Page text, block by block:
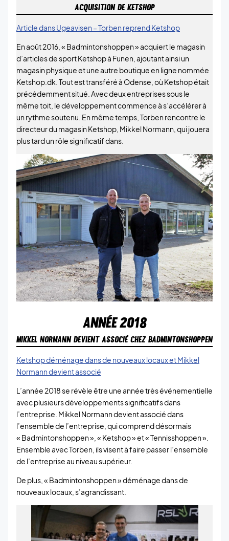
ACQUISITION DE KETSHOP
Article dans Ugeavisen – Torben reprend Ketshop
En août 2016, « Badmintonshoppen » acquiert le magasin
d’articles de sport Ketshop à Funen, ajoutant ainsi un
magasin physique et une autre boutique en ligne nommée
Ketshop.dk. Tout est transféré à Odense, où Ketshop était
précédemment situé. Avec deux entreprises sous le
même toit, le développement commence à s’accélérer à
un rythme soutenu. En même temps, Torben rencontre le
directeur du magasin Ketshop, Mikkel Normann, qui jouera
plus tard un rôle significatif dans.
ANNÉE2018
MIKKEL NORMANN DEVIENT ASSOCIÉ CHEZ BADMINTONSHOPPEN
Ketshop déménage dans de nouveaux locaux et Mikkel
Normann devient associé
L’année 2018 se révèle être une année très événementielle
avec plusieurs développements significatifs dans
l’entreprise. Mikkel Normann devient associé dans
l’ensemble de l’entreprise, qui comprend désormais
« Badmintonshoppen », « Ketshop » et « Tennisshoppen ».
Ensemble avec Torben, ils visent à faire passer l’ensemble
de l’entreprise au niveau supérieur.
De plus, « Badmintonshoppen » déménage dans de
nouveaux locaux, s’agrandissant.